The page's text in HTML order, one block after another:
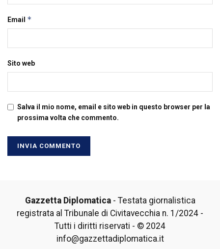
Email *
Sito web
Salva il mio nome, email e sito web in questo browser per la
prossima volta che commento.
Gazzetta Diplomatica- Testata giornalistica
registrata al Tribunale di Civitavecchia n. 1/2024 -
Tutti i diritti riservati - © 2024
info@gazzettadiplomatica.it